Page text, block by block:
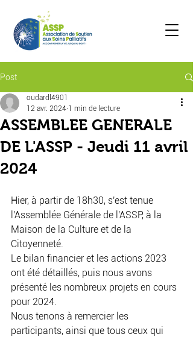
Post
ASSEMBLEE GENERALE
DE L'ASSP - Jeudi 11 avril
2024
oudardl4901
12 avr. 2024 1 min de lecture
Hier, à partir de 18h30, s'est tenue
l'Assemblée Générale de l'ASSP, à la
Maison de la Culture et de la
Citoyenneté.
Le bilan financier et les actions 2023
ont été détaillés, puis nous avons
présenté les nombreux projets en cours
pour 2024.
Nous tenons à remercier les
participants, ainsi que tous ceux qui